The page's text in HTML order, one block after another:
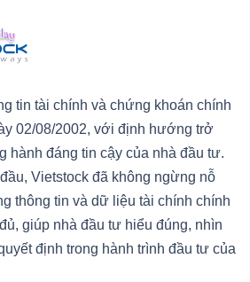
tin tài chính và chứng khoán chính
02/08/2002, với định hướng trở
hành đáng tin cậy của nhà đầu tư.
Vietstock đã không ngừng nỗ
thông tin và dữ liệu tài chính chính
giúp nhà đầu tư hiểu đúng, nhìn
định trong hành trình đầu tư của